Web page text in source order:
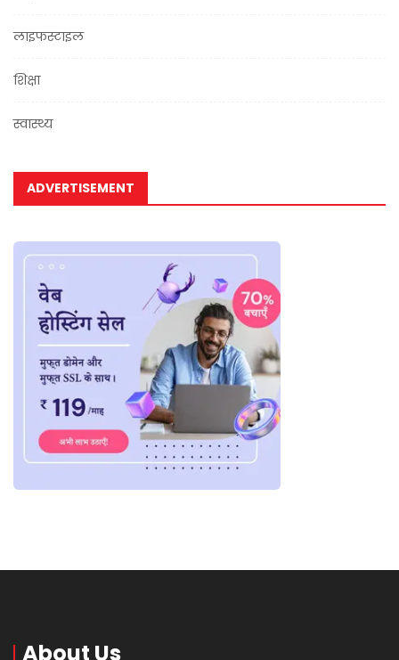
लाइफस्टाइल
शिक्षा
स्वास्थ्य
ADVERTISEMENT
About Us